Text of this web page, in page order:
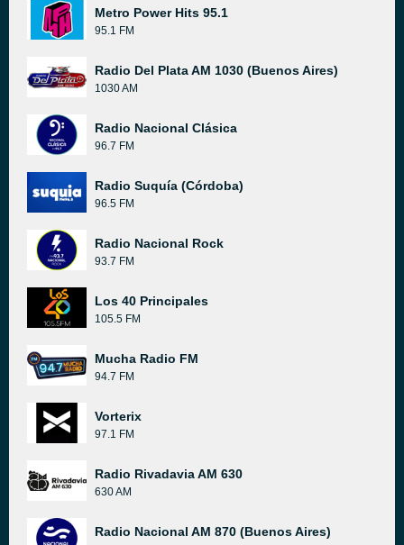
Metro Power Hits 95.1
95.1 FM
Radio Del Plata AM 1030 (Buenos Aires)
1030 AM
Radio Nacional Clásica
96.7 FM
Radio Suquía (Córdoba)
96.5 FM
Radio Nacional Rock
93.7 FM
Los 40 Principales
105.5 FM
Mucha Radio FM
94.7 FM
Vorterix
97.1 FM
Radio Rivadavia AM 630
630 AM
Radio Nacional AM 870 (Buenos Aires)